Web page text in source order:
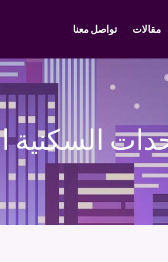
مقالات تواصل معنا
السكنية